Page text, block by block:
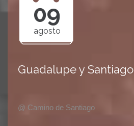
09
agosto
Guadalupe y Santiago
@ Camino de Santiago